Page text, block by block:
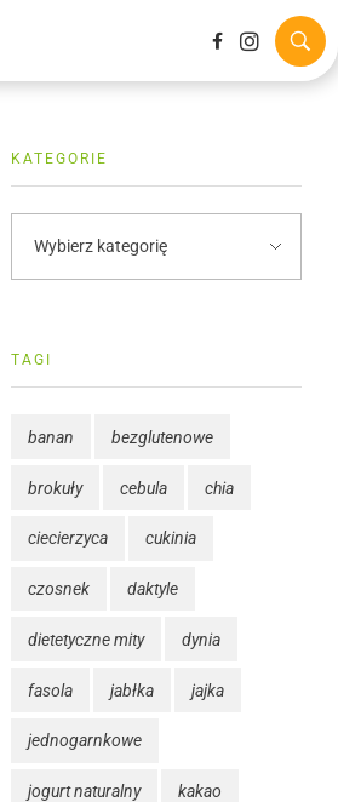
KATEGORIE
TAGI
banan bezglutenowe
brokuły cebula chia
ciecierzyca cukinia
czosnek daktyle
dietetyczne mity dynia
fasola jabłka jajka
jednogarnkowe
jogurt naturalny kakao